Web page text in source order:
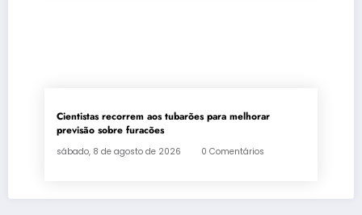
Cientistas recorrem aos tubarões para melhorar
previsão sobre furacões
sábado, 8 de agosto de 2026 0 Comentários